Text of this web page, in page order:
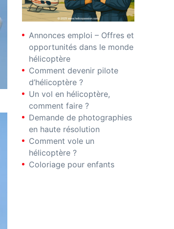
Annonces emploi – Offres et
opportunités dans le monde
hélicoptère
Comment devenir pilote
d’hélicoptère ?
Un vol en hélicoptère,
comment faire ?
Demande de photographies
en haute résolution
Comment vole un
hélicoptère ?
Coloriage pour enfants